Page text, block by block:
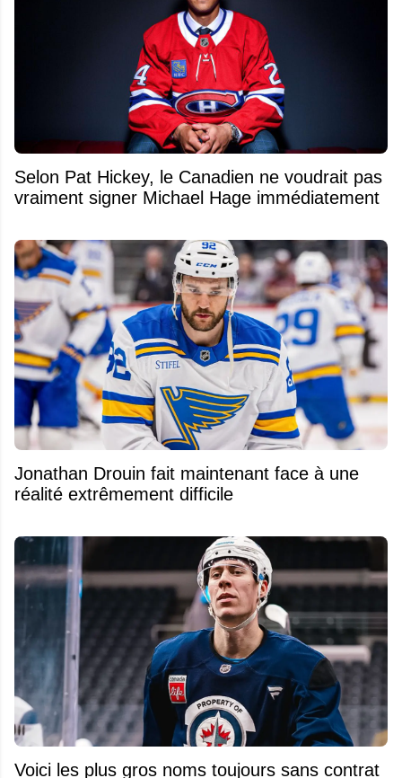
Selon Pat Hickey, le Canadien ne voudrait pas
vraiment signer Michael Hage immédiatement
Jonathan Drouin fait maintenant face à une
réalité extrêmement difficile
Voici les plus gros noms toujours sans contrat